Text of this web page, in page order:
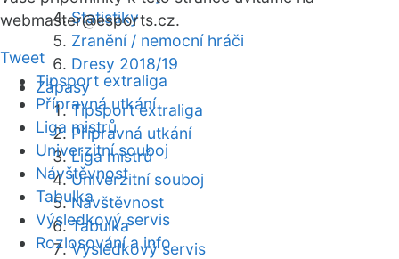
Statistiky
Zranění / nemocní hráči
Dresy 2018/19
Zápasy
Tipsport extraliga
Přípravná utkání
Liga mistrů
Univerzitní souboj
Návštěvnost
Tabulka
Výsledkový servis
webmaster@esports.cz.
Tweet
Tipsport extraliga
Přípravná utkání
Liga mistrů
Univerzitní souboj
Návštěvnost
Tabulka
Výsledkový servis
Rozlosování a info